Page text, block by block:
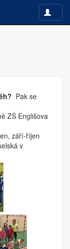
Toggle
Pak se
ZŠ Englišova
září-říjen
v